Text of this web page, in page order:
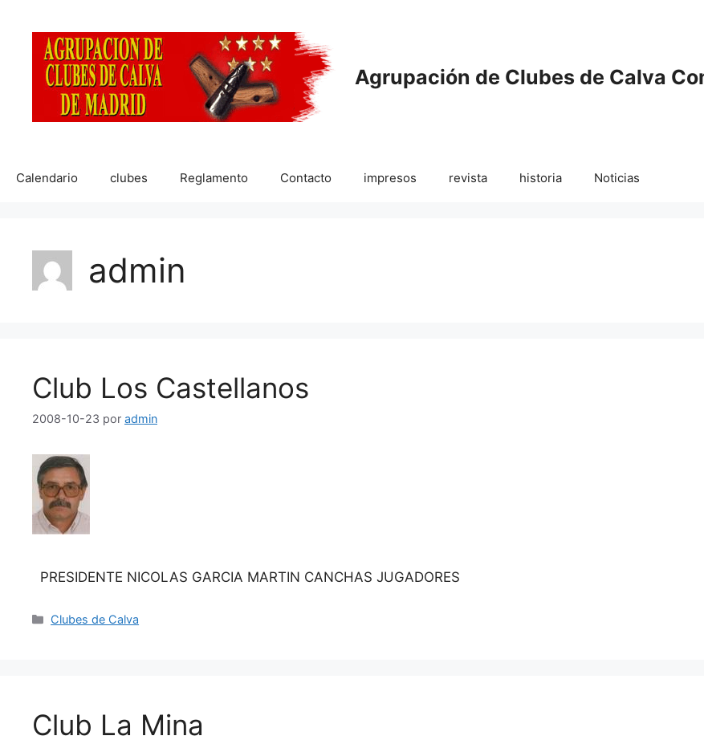
contenido
Agrupación de Clubes de Calva
Calendario clubes Reglamento Contacto impresos revista historia Noticias
admin
Club Los Castellanos
2008-10-23 por admin
PRESIDENTE NICOLAS GARCIA MARTIN CANCHAS JUGADORES
Categorías
Clubes de Calva
Club La Mina